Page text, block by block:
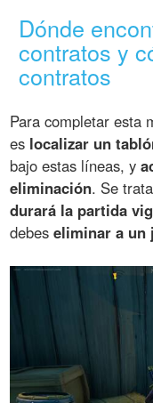
Dónde
contratos y
contratos
Para completar esta
es localizar un
bajo estas líneas, y
eliminación. Se
durará la partida
debeseliminar a un